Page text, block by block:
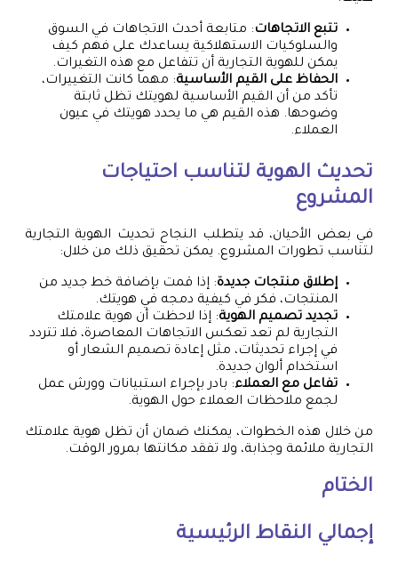
تتبع الاتجاهات: متابعة أحدث الاتجاهات في السوق
والسلوكيات الاستهلاكية يساعدك على فهم كيف
يمكن للهوية التجارية أن تتفاعل مع هذه التغيرات.
الحفاظ على القيم الأساسية: مهما كانت التغييرات،
تأكد من أن القيم الأساسية لهويتك تظل ثابتة
وضوحها. هذه القيم هي ما يحدد هويتك في عيون
العملاء.
تحديث الهوية لتناسب احتياجات
المشروع
في بعض الأحيان، قد يتطلب النجاح تحديث الهوية التجارية
لتناسب تطورات المشروع. يمكن تحقيق ذلك من خلال:
إطلاق منتجات جديدة: إذا قمت بإضافة خط جديد من
المنتجات، فكر في كيفية دمجه في هويتك.
تجديد تصميم الهوية: إذا لاحظت أن هوية علامتك
التجارية لم تعد تعكس الاتجاهات المعاصرة، فلا تتردد
في إجراء تحديثات، مثل إعادة تصميم الشعار أو
استخدام ألوان جديدة.
تفاعل مع العملاء: بادر بإجراء استبيانات وورش عمل
لجمع ملاحظات العملاء حول الهوية.
من خلال هذه الخطوات، يمكنك ضمان أن تظل هوية علامتك
التجارية ملائمة وجذابة، ولا تفقد مكانتها بمرور الوقت.
الختام
إجمالي النقاط الرئيسية